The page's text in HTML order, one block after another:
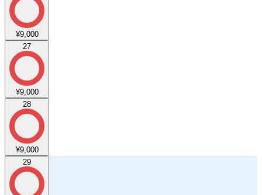
¥9,000
27
¥9,000
28
¥9,000
29